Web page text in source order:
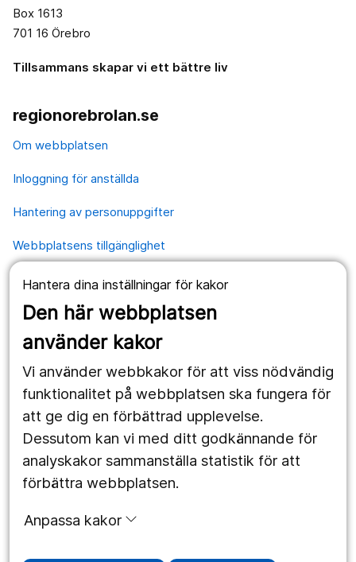
Hantera dina inställningar för kakor
Den här webbplatsen
använder kakor
Vi använder webbkakor för att viss nödvändig
funktionalitet på webbplatsen ska fungera för
att ge dig en förbättrad upplevelse.
Dessutom kan vi med ditt godkännande för
analyskakor sammanställa statistik för att
förbättra webbplatsen.
Anpassa kakor
Box 1613
701 16 Örebro
Tillsammans skapar vi ett bättre liv
regionorebrolan.se
Om webbplatsen
Inloggning för anställda
Hantering av personuppgifter
Webbplatsens tillgänglighet
Våra webbplatser
1177.se
Region Örebro län
Följ oss
Facebook